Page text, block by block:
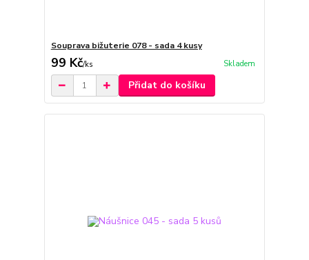
Souprava bižuterie 078 - sada 4 kusy
99 Kč/ks Skladem
Přidat do košíku